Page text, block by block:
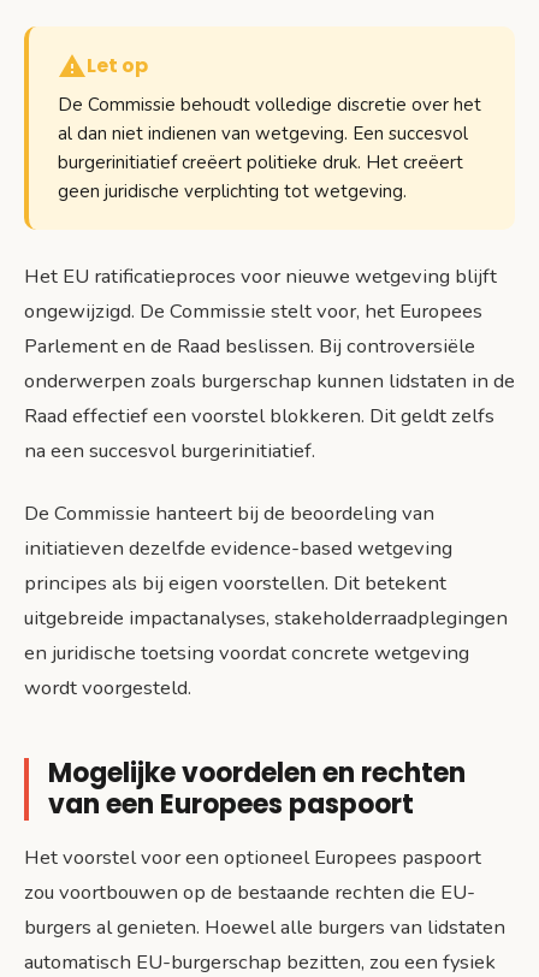
Let op
De Commissie behoudt volledige discretie over het
al dan niet indienen van wetgeving. Een succesvol
burgerinitiatief creëert politieke druk. Het creëert
geen juridische verplichting tot wetgeving.
Het EU ratificatieproces voor nieuwe wetgeving blijft
ongewijzigd. De Commissie stelt voor, het Europees
Parlement en de Raad beslissen. Bij controversiële
onderwerpen zoals burgerschap kunnen lidstaten in de
Raad effectief een voorstel blokkeren. Dit geldt zelfs
na een succesvol burgerinitiatief.
De Commissie hanteert bij de beoordeling van
initiatieven dezelfde evidence-based wetgeving
principes als bij eigen voorstellen. Dit betekent
uitgebreide impactanalyses, stakeholderraadplegingen
en juridische toetsing voordat concrete wetgeving
wordt voorgesteld.
Mogelijke voordelen en rechten
van een Europees paspoort
Het voorstel voor een optioneel Europees paspoort
zou voortbouwen op de bestaande rechten die EU-
burgers al genieten. Hoewel alle burgers van lidstaten
automatisch EU-burgerschap bezitten, zou een fysiek